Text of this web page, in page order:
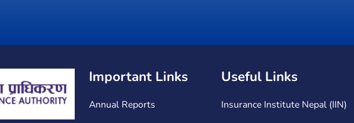
Important Links
Annual Reports
Useful Links
Insurance Institute Nepal (IIN)